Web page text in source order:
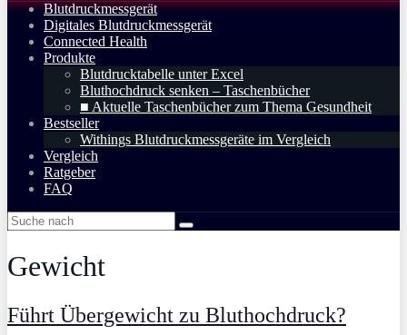
Blutdruckmessgerät
Digitales Blutdruckmessgerät
Connected Health
Produkte
Blutdrucktabelle unter Excel
Bluthochdruck senken – Taschenbücher
■ Aktuelle Taschenbücher zum Thema Gesundheit
Bestseller
Withings Blutdruckmessgeräte im Vergleich
Vergleich
Ratgeber
FAQ
Gewicht
Führt Übergewicht zu Bluthochdruck?